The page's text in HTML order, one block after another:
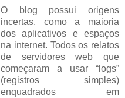
O blog possui origens
incertas, como a maioria
dos aplicativos e espaços
na internet. Todos os relatos
de servidores web que
começaram a usar “logs”
(registros simples)
enquadrados em